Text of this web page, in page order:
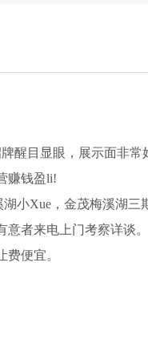
醒目显眼，展示面非
赚钱盈li!
小Xue，金茂梅溪湖
者来电上门考察详谈。
便宜。